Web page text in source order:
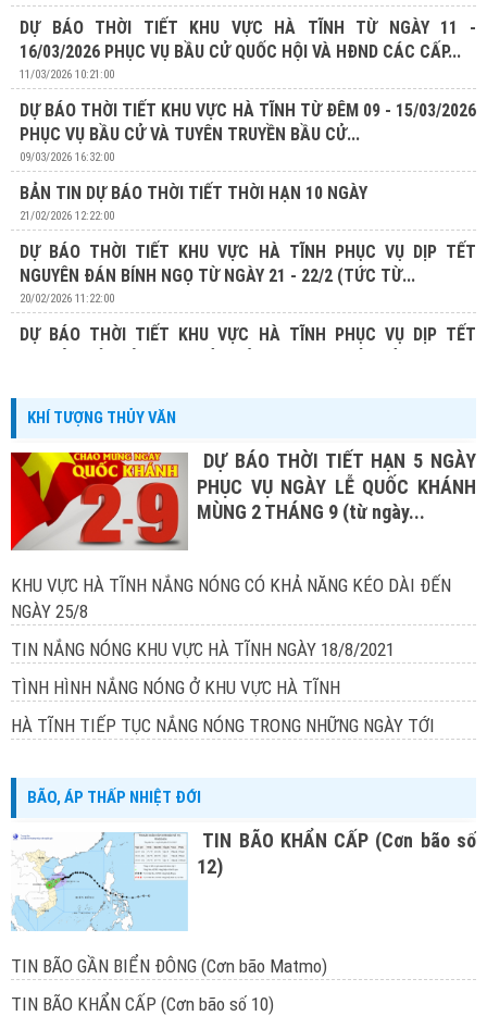
DỰ BÁO THỜI TIẾT KHU VỰC HÀ TĨNH TỪ NGÀY 11 -
16/03/2026 PHỤC VỤ BẦU CỬ QUỐC HỘI VÀ HĐND CÁC CẤP...
11/03/2026 10:21:00
DỰ BÁO THỜI TIẾT KHU VỰC HÀ TĨNH TỪ ĐÊM 09 - 15/03/2026
PHỤC VỤ BẦU CỬ VÀ TUYÊN TRUYỀN BẦU CỬ...
09/03/2026 16:32:00
BẢN TIN DỰ BÁO THỜI TIẾT THỜI HẠN 10 NGÀY
21/02/2026 12:22:00
DỰ BÁO THỜI TIẾT KHU VỰC HÀ TĨNH PHỤC VỤ DỊP TẾT
NGUYÊN ĐÁN BÍNH NGỌ TỪ NGÀY 21 - 22/2 (TỨC TỪ...
20/02/2026 11:22:00
DỰ BÁO THỜI TIẾT KHU VỰC HÀ TĨNH PHỤC VỤ DỊP TẾT
KHÍ TƯỢNG THỦY VĂN
DỰ BÁO THỜI TIẾT HẠN 5 NGÀY
PHỤC VỤ NGÀY LỄ QUỐC KHÁNH
MÙNG 2 THÁNG 9 (từ ngày...
KHU VỰC HÀ TĨNH NẮNG NÓNG CÓ KHẢ NĂNG KÉO DÀI ĐẾN
NGÀY 25/8
TIN NẮNG NÓNG KHU VỰC HÀ TĨNH NGÀY 18/8/2021
TÌNH HÌNH NẮNG NÓNG Ở KHU VỰC HÀ TĨNH
HÀ TĨNH TIẾP TỤC NẮNG NÓNG TRONG NHỮNG NGÀY TỚI
BÃO, ÁP THẤP NHIỆT ĐỚI
TIN BÃO KHẨN CẤP (Cơn bão số
12)
TIN BÃO GẦN BIỂN ĐÔNG (Cơn bão Matmo)
TIN BÃO KHẨN CẤP (Cơn bão số 10)